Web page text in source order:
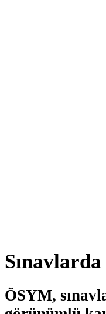
ÖSYM,